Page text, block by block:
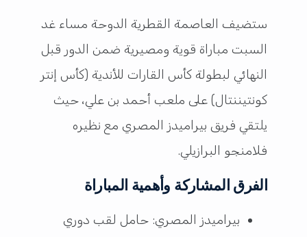
ستضيف العاصمة القطرية الدوحة مساء غد
السبت مباراة قوية ومصيرية ضمن الدور قبل
النهائي لبطولة كأس القارات للأندية (كأس إنتر
كونتيننتال) على ملعب أحمد بن علي، حيث
يلتقي فريق بيراميدز المصري مع نظيره
فلامنجو البرازيلي.
الفرق المشاركة وأهمية المباراة
بيراميدز المصري: حامل لقب دوري